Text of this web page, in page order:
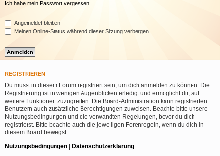
Ich habe mein Passwort vergessen
Angemeldet bleiben
Meinen Online-Status während dieser Sitzung verbergen
REGISTRIEREN
Du musst in diesem Forum registriert sein, um dich anmelden zu können. Die
Registrierung ist in wenigen Augenblicken erledigt und ermöglicht dir, auf
weitere Funktionen zuzugreifen. Die Board-Administration kann registrierten
Benutzern auch zusätzliche Berechtigungen zuweisen. Beachte bitte unsere
Nutzungsbedingungen und die verwandten Regelungen, bevor du dich
registrierst. Bitte beachte auch die jeweiligen Forenregeln, wenn du dich in
diesem Board bewegst.
Nutzungsbedingungen | Datenschutzerklärung